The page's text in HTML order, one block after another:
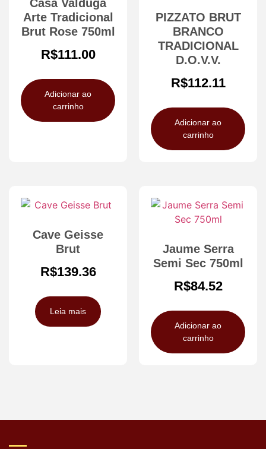
Casa Valduga
Arte Tradicional
Brut Rose 750ml
R$111.00
Adicionar ao
carrinho
PIZZATO BRUT
BRANCO
TRADICIONAL
D.O.V.V.
R$112.11
Adicionar ao
carrinho
Cave Geisse
Brut
R$139.36
Leia mais
Jaume Serra
Semi Sec 750ml
R$84.52
Adicionar ao
carrinho